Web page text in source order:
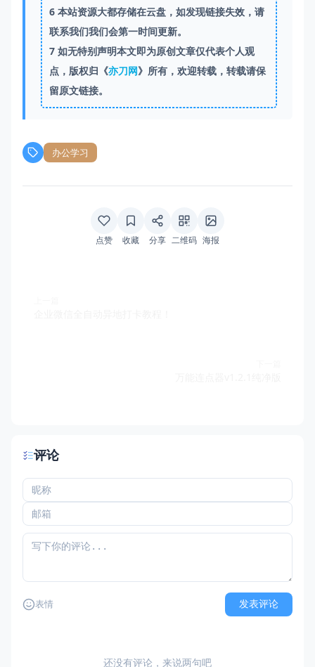
6本站资源大都存储在云盘，如发现链接失效，请
联系我们我们会第一时间更新。
7如无特别声明本文即为原创文章仅代表个人观
点，版权归《亦刀网》所有，欢迎转载，转载请保
留原文链接。
办公学习
点赞 收藏 分享 二维码 海报
评论
表情 发表评论
还没有评论，来说两句吧